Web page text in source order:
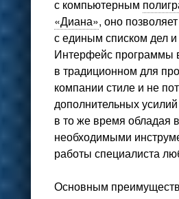
с компьютерным
«Диана», оно
с единым списком дел
Интерфейс программы
в традиционном для
компании стиле и не
дополнительных
в то же время обладая
необходимыми
работы специалиста
Основным